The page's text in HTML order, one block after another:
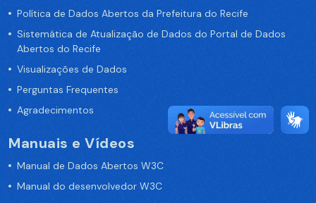
Política de Dados Abertos da Prefeitura do Recife
Sistemática de Atualização de Dados do Portal de Dados
Abertos do Recife
Visualizações de Dados
Perguntas Frequentes
Agradecimentos
Manuais e Vídeos
Manual de Dados Abertos W3C
Manual do desenvolvedor W3C